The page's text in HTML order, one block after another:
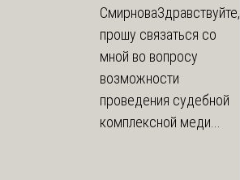
СмирноваЗдравствуйте,
прошу связаться со
мной во вопросу
возможности
проведения судебной
комплексной меди...